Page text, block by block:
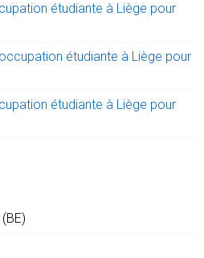
étudiante à Liège pour
étudiante à Liège pour
étudiante à Liège pour
(BE)